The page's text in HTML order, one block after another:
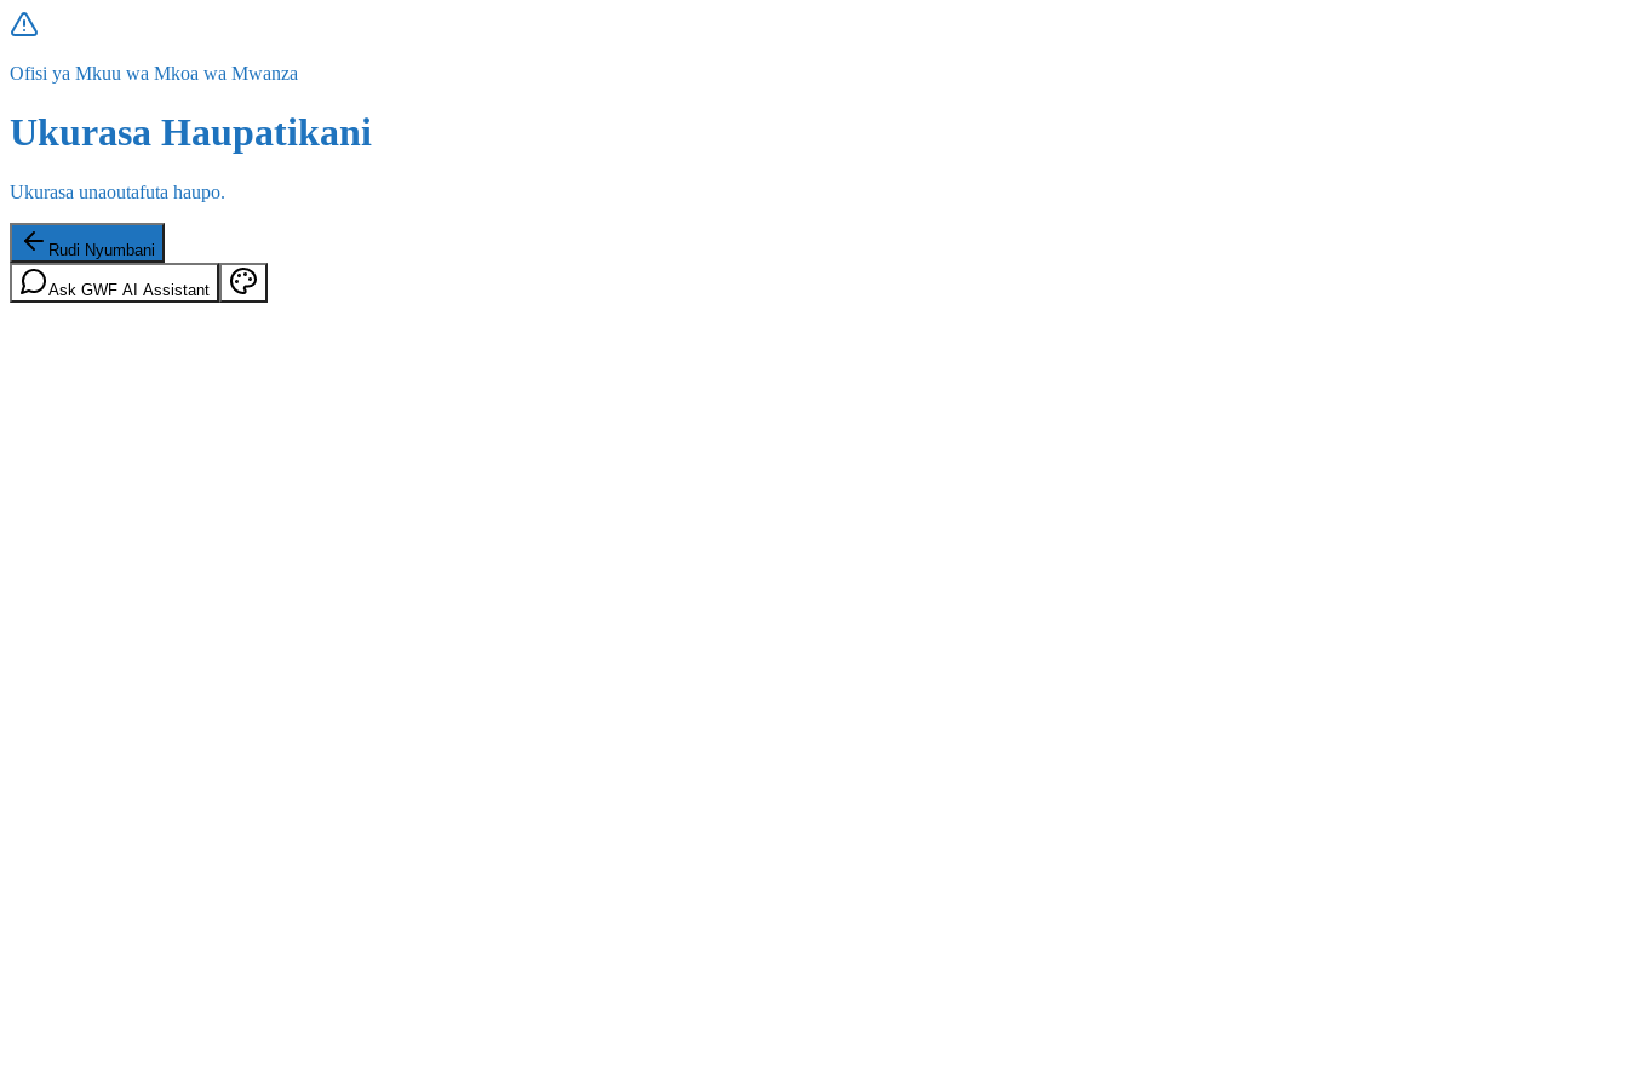
Ofisi ya Mkuu wa Mkoa wa Mwanza
Ukurasa Haupatikani
Ukurasa unaoutafuta haupo.
Rudi Nyumbani
Ask GWF AI Assistant